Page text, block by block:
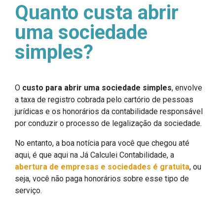
Quanto custa abrir
uma sociedade
simples?
O custo para abrir uma sociedade simples, envolve
a taxa de registro cobrada pelo cartório de pessoas
jurídicas e os honorários da contabilidade responsável
por conduzir o processo de legalização da sociedade.
No entanto, a boa notícia para você que chegou até
aqui, é que aqui na Já Calculei Contabilidade, a
abertura de empresas e sociedades é gratuita, ou
seja, você não paga honorários sobre esse tipo de
serviço.